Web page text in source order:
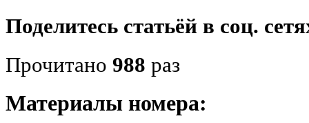
Поделитесь статьёй в соц.
Прочитано 988 раз
Материалы номера: